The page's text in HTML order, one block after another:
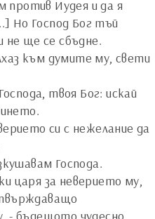
против Иудея и да я
Но Господ Бог тъй
не ще се сбъдне.
към думите му, свети
твоя Бог: искай
си с нежелание да
Господа.
царя за неверието му,
- бъдещото чудесно